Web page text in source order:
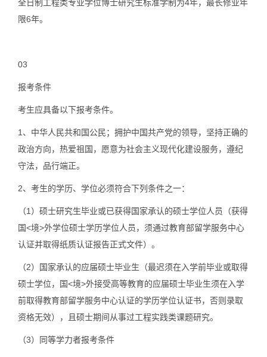
全日制工程类专业学位博士研究生标准学制为4年，最长修业年
限6年。
03
报考条件
考生应具备以下报考条件。
1、中华人民共和国公民；拥护中国共产党的领导，坚持正确的
政治方向，热爱祖国，愿意为社会主义现代化建设服务，遵纪
守法，品行端正。
2、考生的学历、学位必须符合下列条件之一：
（1）硕士研究生毕业或已获得国家承认的硕士学位人员（获得
国<境>外学位硕士学历学位人员，须通过教育部留学服务中心
认证并取得纸质认证报告正式文件）。
（2）国家承认的应届硕士毕业生（最迟须在入学前毕业或取得
硕士学位，国<境>外接受高等教育的应届硕士毕业生须在入学
前取得教育部留学服务中心认证的学历学位认证书，否则录取
资格无效），且硕士期间从事过工程实践类课题研究。
（3）同等学力者报考条件